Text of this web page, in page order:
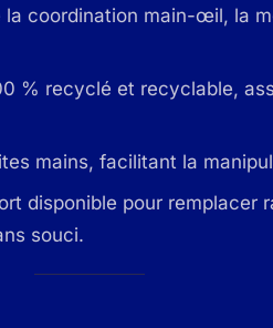
la coordination main-œil, la
% recyclé et recyclable,
mains, facilitant la
disponible pour remplacer
souci.